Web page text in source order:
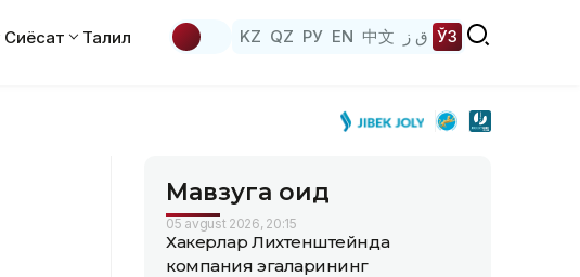
Сиёсат Таҳлил KZ QZ РУ EN 中文 ق ز ЎЗ
Мавзуга оид
05 avgust 2026, 20:15
Хакерлар Лихтенштейнда
компания эгаларининг